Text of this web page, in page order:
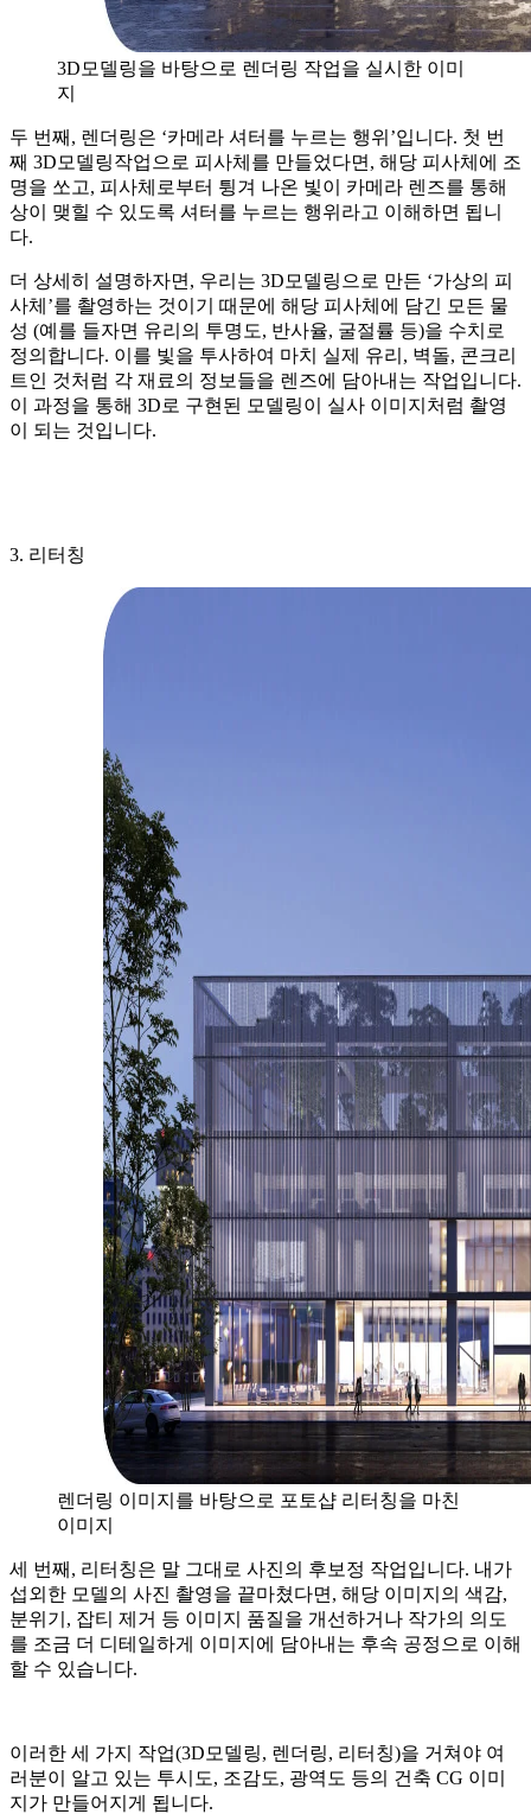
3D모델링을 바탕으로 렌더링 작업을 실시한 이미
지
두 번째, 렌더링은 ‘카메라 셔터를 누르는 행위’입니다. 첫 번
째 3D모델링작업으로 피사체를 만들었다면, 해당 피사체에 조
명을 쏘고, 피사체로부터 튕겨 나온 빛이 카메라 렌즈를 통해
상이 맺힐 수 있도록 셔터를 누르는 행위라고 이해하면 됩니
다.
더 상세히 설명하자면, 우리는 3D모델링으로 만든 ‘가상의 피
사체’를 촬영하는 것이기 때문에 해당 피사체에 담긴 모든 물
성 (예를 들자면 유리의 투명도, 반사율, 굴절률 등)을 수치로
정의합니다. 이를 빛을 투사하여 마치 실제 유리, 벽돌, 콘크리
트인 것처럼 각 재료의 정보들을 렌즈에 담아내는 작업입니다.
이 과정을 통해 3D로 구현된 모델링이 실사 이미지처럼 촬영
이 되는 것입니다.
3. 리터칭
렌더링 이미지를 바탕으로 포토샵 리터칭을 마친
이미지
세 번째, 리터칭은 말 그대로 사진의 후보정 작업입니다. 내가
섭외한 모델의 사진 촬영을 끝마쳤다면, 해당 이미지의 색감,
분위기, 잡티 제거 등 이미지 품질을 개선하거나 작가의 의도
를 조금 더 디테일하게 이미지에 담아내는 후속 공정으로 이해
할 수 있습니다.
이러한 세 가지 작업(3D모델링, 렌더링, 리터칭)을 거쳐야 여
러분이 알고 있는 투시도, 조감도, 광역도 등의 건축 CG 이미
지가 만들어지게 됩니다.